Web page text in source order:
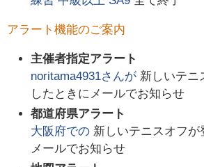
アラート機能のご案内
主催者指定アラート
noritama4931さんが 新しいテニ
したときにメールでお知らせ
都道府県アラート
大阪府での 新しいテニスオフ
メールでお知らせ